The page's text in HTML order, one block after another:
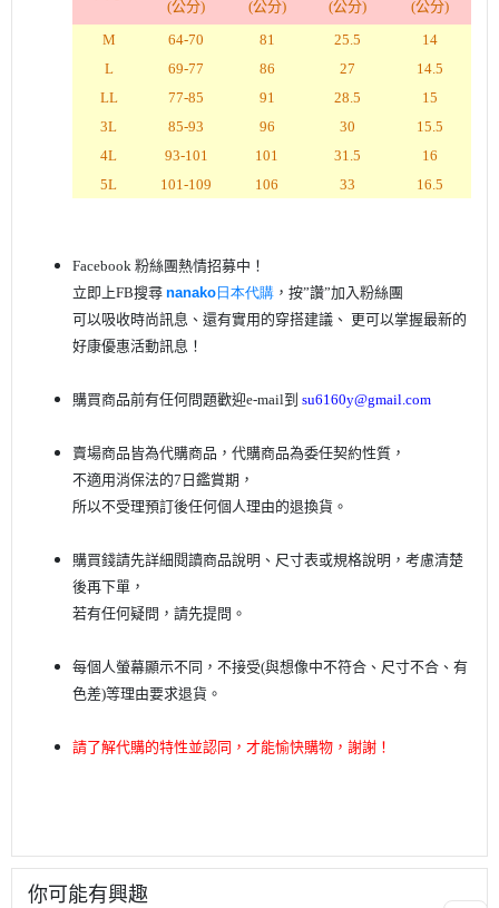
(公分)
(公分)
(公分)
(公分)
M
64-70 81 25.5
14
L
69-77 86 27
14.5
LL
77-85 91 28.5
15
3L
85-93 96 30
15.5
4L
93-101 101 31.5
16
5L
101-109 106 33 16.5
Facebook 粉絲團熱情招募中！
立即上FB搜尋 nanako日本代購 ，按”讚”加入粉絲團
可以吸收時尚訊息、還有實用的穿搭建議、 更可以掌握最新的
好康優惠活動訊息 ！
購買商品前有任何問題歡迎e-mail到 su6160y@gmail.com
賣場商品皆為代購商品，代購商品為委任契約性質，
不適用消保法的7日鑑賞期，
所以不受理預訂後任何個人理由的退換貨。
購買錢請先詳細閱讀商品說明、尺寸表或規格說明，考慮清楚
後再下單 ，
若有任何疑問，請先提問。
每個人螢幕顯示不同，不接受(與想像中不符合、尺寸不合、有
色差)等理由要求退貨。
請了解代購的特性並認同，才能愉快購物，謝謝！
你可能有興趣